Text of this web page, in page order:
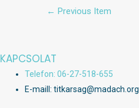
Bejegyzés
← Previous Item
KAPCSOLAT
Telefon: 06-27-518-655
E-maill: titkarsag@madach.org